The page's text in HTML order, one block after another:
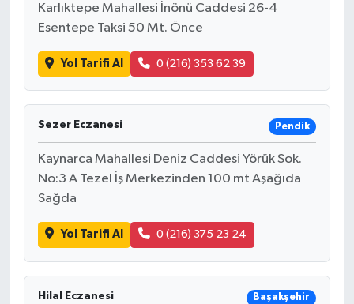
Karlıktepe Mahallesi İnönü Caddesi 26-4
Esentepe Taksi 50 Mt. Önce
Yol Tarifi Al 0 (216) 353 62 39
Sezer Eczanesi Pendik
Kaynarca Mahallesi Deniz Caddesi Yörük Sok.
No:3 A Tezel İş Merkezinden 100 mt Aşağıda
Sağda
Yol Tarifi Al 0 (216) 375 23 24
Hilal Eczanesi Başakşehir